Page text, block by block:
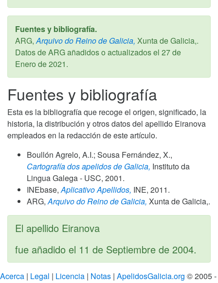
Fuentes y bibliografía.
ARG, Arquivo do Reino de Galicia, Xunta de Galicia,.
Datos de ARG añadidos o actualizados el 27 de
Enero de 2021.
Fuentes y bibliografía
Esta es la bibliografía que recoge el origen, significado, la
historia, la distribución y otros datos del apellido Eiranova
empleados en la redacción de este artículo.
Boullón Agrelo, A.I.; Sousa Fernández, X.,
Cartografía dos apelidos de Galicia, Instituto da
Lingua Galega - USC, 2001.
INEbase, Aplicativo Apellidos, INE, 2011.
ARG, Arquivo do Reino de Galicia, Xunta de Galicia,.
El apellido Eiranova
fue añadido el 11 de Septiembre de 2004.
Acerca | Legal | Licencia | Notas | ApelidosGalicia.org © 2005 -